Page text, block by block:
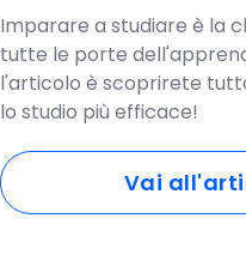
Imparare a studiare è la
tutte le porte
l'articolo è scoprirete
lo studio più efficace!
Vai